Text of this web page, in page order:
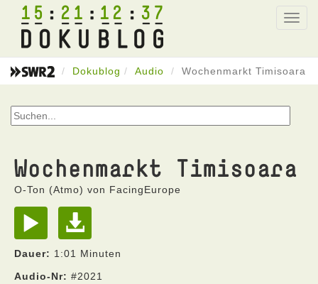
15 21 12 37
Dokublog Audio Wochenmarkt Timisoara
Wochenmarkt Timisoara
O-Ton (Atmo) von FacingEurope
Dauer: 1:01 Minuten
Audio-Nr: #2021